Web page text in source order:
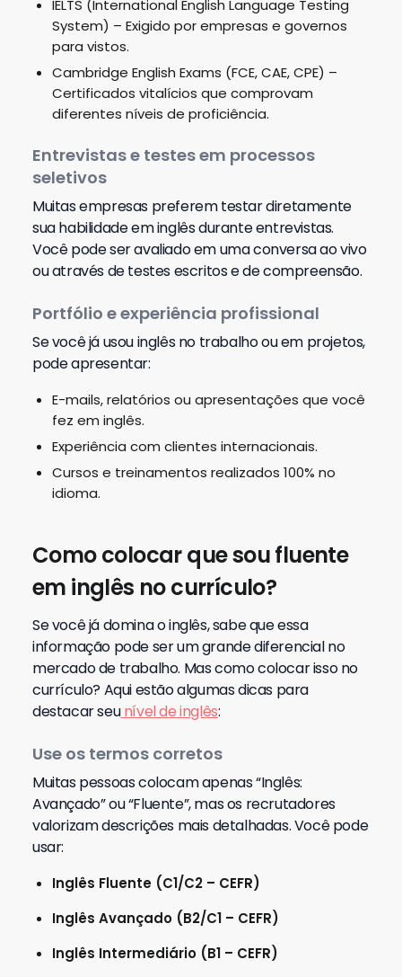
B2 (Intermediário 2)
entende filmes e
séries sem legendas
estruturados.
C1 (Avançado)
Consegue falar sobre
sem dificuldade, com
boa gramática e
C2
(Proficiente/Fluente)
Seu inglês é
praticamente nativo,
com domínio total da
IELTS (International English Language Testing
System) – Exigido por empresas e governos
para vistos.
Cambridge English Exams (FCE, CAE, CPE) –
Certificados vitalícios que comprovam
diferentes níveis de proficiência.
Entrevistas e testes em processos
seletivos
Muitas empresas preferem testar diretamente
sua habilidade em inglês durante entrevistas.
Você pode ser avaliado em uma conversa ao vivo
ou através de testes escritos e de compreensão.
Portfólio e experiência profissional
Se você já usou inglês no trabalho ou em projetos,
pode apresentar:
E-mails, relatórios ou apresentações que você
fez em inglês.
Experiência com clientes internacionais.
Cursos e treinamentos realizados 100% no
idioma.
Como colocar que sou fluente
em inglês no currículo?
Se você já domina o inglês, sabe que essa
informação pode ser um grande diferencial no
mercado de trabalho. Mas como colocar isso no
currículo?Aqui estão algumas dicas para
destacar seu nível de inglês:
Use os termos corretos
Muitas pessoas colocam apenas “Inglês:
Avançado” ou “Fluente”, mas os recrutadores
valorizam descrições mais detalhadas.Você pode
usar:
Inglês Fluente (C1/C2 – CEFR)
Inglês Avançado (B2/C1 – CEFR)
Inglês Intermediário (B1 – CEFR)